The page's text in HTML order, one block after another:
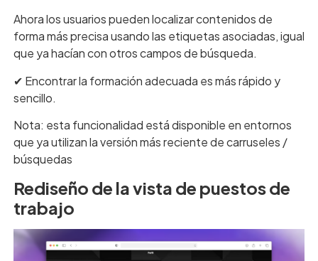
Ahora los usuarios pueden localizar contenidos de
forma más precisa usando las etiquetas asociadas, igual
que ya hacían con otros campos de búsqueda.
✔︎ Encontrar la formación adecuada es más rápido y
sencillo.
Nota: esta funcionalidad está disponible en entornos
que ya utilizan la versión más reciente de carruseles /
búsquedas
Rediseño de la vista de puestos de
trabajo